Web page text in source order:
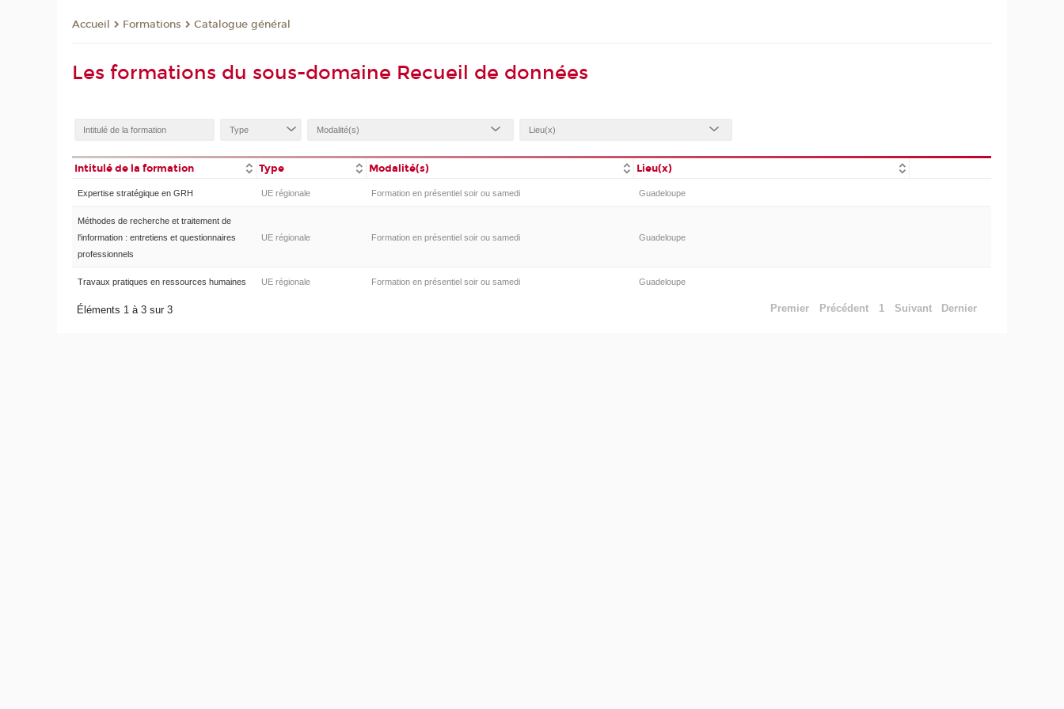
Accueil Formations Catalogue général
Les formations du sous-domaine Recueil de données
Intitulé de la formation Type Modalité(s) Lieu(x)
Expertise stratégique en GRH UE régionale Formation en présentiel soir ou samedi Guadeloupe
Méthodes de recherche et traitement de
l'information : entretiens et questionnaires
professionnels
UE régionale Formation en présentiel soir ou samedi Guadeloupe
Travaux pratiques en ressources humaines UE régionale Formation en présentiel soir ou samedi Guadeloupe
Éléments 1 à 3 sur 3 Premier Précédent 1 Suivant Dernier